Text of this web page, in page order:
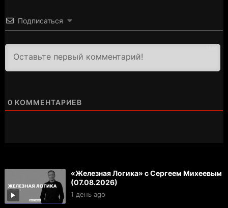
Подписаться
0 КОММЕНТАРИЕВ
«Железная Логика» с Сергеем Михеевым
(07.08.2026)
1 день ago